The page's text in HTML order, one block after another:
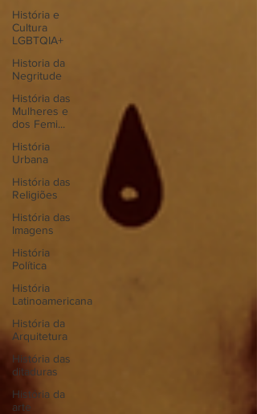
História e
Cultura
LGBTQIA+
Historia da
Negritude
História das
Mulheres e
dos Femi...
História
Urbana
História das
Religiões
História das
Imagens
História
Política
História
Latinoamericana
História da
Arquitetura
História das
ditaduras
História da
arte